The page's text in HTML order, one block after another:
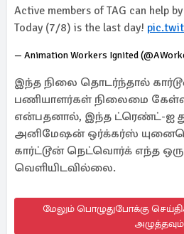
Active members of TAG can help
Today (7/8) is the last day!
— Animation Workers Ignited
இந்த நிலை தொடர்ந்தால்
பணியாளர்கள் நிலைமை கேள்வி
என்பதனால், இந்த ட்ரெண்ட்-ஐ
அனிமேஷன் ஒர்க்கர்ஸ்
கார்ட்டூன் நெட்வொர்க் எந்த ஒரு
வெளியிடவில்லை.
மேலும் பொழுதுபோக்கு
அழுத்தவும்